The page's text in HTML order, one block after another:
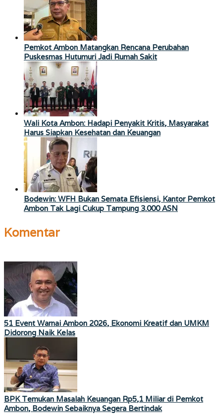
Pemkot Ambon Matangkan Rencana Perubahan
Puskesmas Hutumuri Jadi Rumah Sakit
Wali Kota Ambon: Hadapi Penyakit Kritis, Masyarakat
Harus Siapkan Kesehatan dan Keuangan
Bodewin: WFH Bukan Semata Efisiensi, Kantor Pemkot
Ambon Tak Lagi Cukup Tampung 3.000 ASN
Komentar
51 Event Warnai Ambon 2026, Ekonomi Kreatif dan UMKM
Didorong Naik Kelas
BPK Temukan Masalah Keuangan Rp5,1 Miliar di Pemkot
Ambon, Bodewin Sebaiknya Segera Bertindak